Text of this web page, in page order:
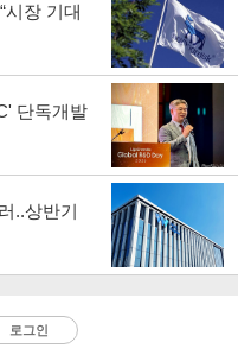
시장 기대
단독개발
..상반기
로그인